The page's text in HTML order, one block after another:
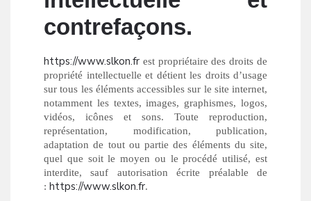
contrefaçons.
https://www.slkon.fr est propriétaire des droits de
propriété intellectuelle et détient les droits d’usage
sur tous les éléments accessibles sur le site internet,
notamment les textes, images, graphismes, logos,
vidéos, icônes et sons. Toute reproduction,
représentation, modification, publication,
adaptation de tout ou partie des éléments du site,
quel que soit le moyen ou le procédé utilisé, est
interdite, sauf autorisation écrite préalable de
: https://www.slkon.fr.